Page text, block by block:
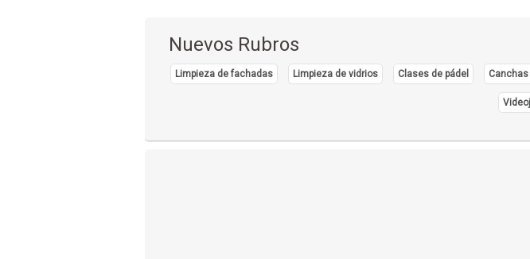
Nuevos Rubros
Limpieza de fachadas Limpieza de vidrios Clases de pádel Canchas